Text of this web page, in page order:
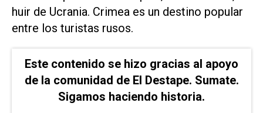
huir de Ucrania. Crimea es un ⁠destino popular
entre los turistas rusos.
Este contenido se hizo gracias al apoyo
de la comunidad de El Destape. Sumate.
Sigamos haciendo historia.